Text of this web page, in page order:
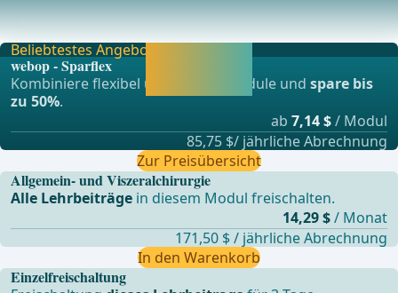
... - Operationen aus der Allgemein-, Viszeral- und
Transplationschirurgie, Gefässchirurgie und Thor
Einzelfreischaltung
Beliebtestes Angebot
webop - Sparflex
Kombiniere flexibel unsere Lernmodule undspare bis
zu 50%.
ab 7,14 $/ Modul
85,75 $/ jährliche Abrechnung
Zur Preisübersicht
Allgemein- und Viszeralchirurgie
Alle Lehrbeiträge in diesem Modul freischalten.
14,29 $/ Monat
171,50 $ / jährliche Abrechnung
In den Warenkorb